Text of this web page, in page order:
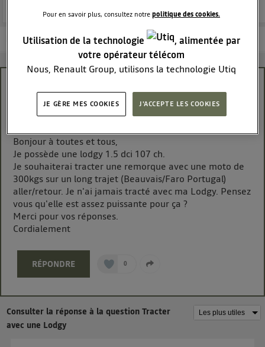
Les questions de la communauté Les articles En savoir plus
Le19 février 2026à18:11
Bonjour à toutes et tous,
Je possède une lodgy 1.5 dci 107 ch.
Je souhaiterai tracter une remorque avec une moto de
300kgs sur un long trajet (Beauvais/Faro Portugal)
aller/retour. Je n'ai jamais tracté avec ma Lodgy. Pensez
vous qu'elle est assez puissante pour ça ?
Merci pour vos réponses.
Cordialement
RÉPONDRE 0
Consulter la réponse à la question Tracter
avec une Lodgy
Pour en savoir plus, consultez notrepolitique des cookies.
Utilisation de la technologie
, alimentée par
votre opérateur télécom
Nous, Renault Group, utilisons la technologie Utiq
cette notice de consentement) et liées à votre
télécom participant
chaque site).
La technologie Utiq a été conçue pour la protection
de vos données personnelles en vous offrant choix et
contrôle.
Elle utilise un identifiant créé par votre opérateur
télécom basé sur votre adresse IP et une référence
L'identifiant est associé à votre connexion internet.
connexion et ayant consenties se verront attribuer le
même identifiant. En général :
Pour uneconnexion foyer
(ex : Wi-Fi), la personnalisation sera basée
sur la navigation des membres du foyer ayant consentis.
JE GÈRE MES COOKIES J'ACCEPTE LES COOKIES